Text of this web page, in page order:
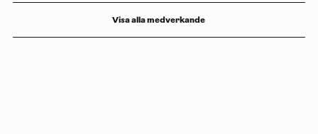
Visa alla medverkande